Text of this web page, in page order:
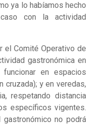
ya lo habíamos hecho
con la actividad
el Comité Operativo de
gastronómica en
en espacios
cruzada); y en veredas,
respetando distancia
específicos vigentes.
no podrá